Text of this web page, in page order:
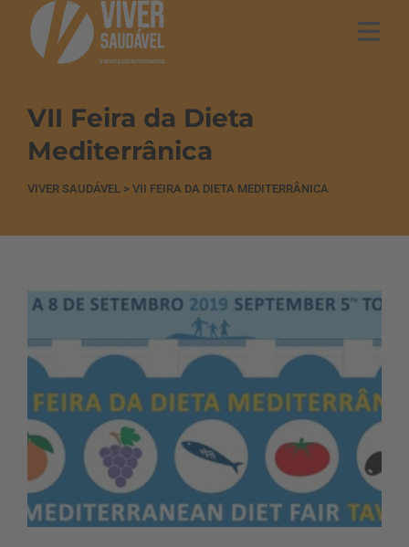
VII Feira da Dieta
Mediterrânica
VIVER SAUDÁVEL > VII FEIRA DA DIETA MEDITERRÂNICA